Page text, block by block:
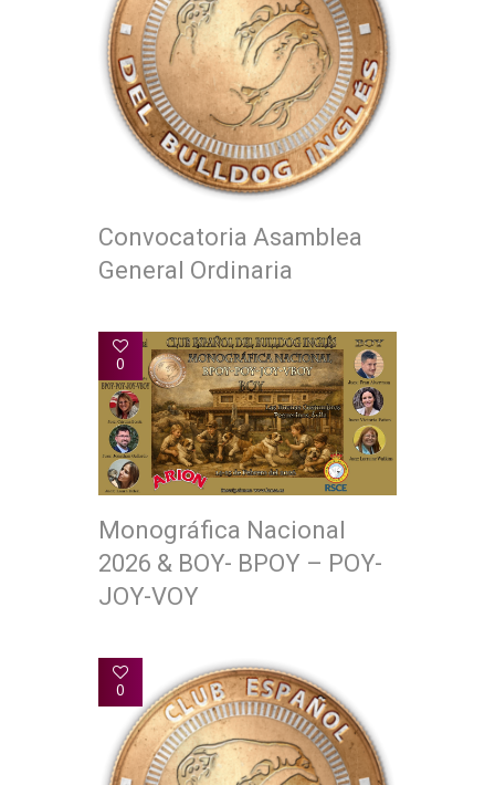
Convocatoria Asamblea
General Ordinaria
0
Monográfica Nacional
2026 & BOY- BPOY – POY-
JOY-VOY
0